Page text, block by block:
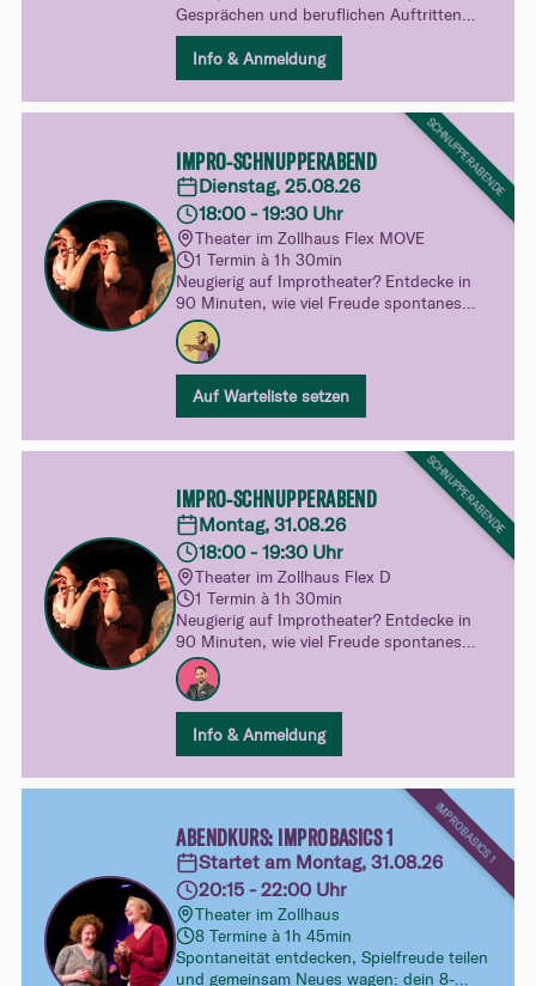
Gesprächen und beruflichen Auftritten
klarer, glaubwürdiger und lebendiger wirkst
– ohne dich zu verstellen.
Info & Anmeldung
SCHNUPPERABENDE
IMPRO-SCHNUPPERABEND
Dienstag, 25.08.26
18:00 - 19:30 Uhr
Theater im Zollhaus Flex MOVE
1 Termin à 1h 30min
Neugierig auf Improtheater? Entdecke in
90 Minuten, wie viel Freude spontanes
Spielen machen kann. Ganz unverbindlich,
ohne Druck und mit viel Raum zum
Ausprobieren – dein spielerischer Einblick
in unsere Kurswelt.
Auf Warteliste setzen
SCHNUPPERABENDE
IMPRO-SCHNUPPERABEND
Montag, 31.08.26
18:00 - 19:30 Uhr
Theater im Zollhaus Flex D
1 Termin à 1h 30min
Neugierig auf Improtheater? Entdecke in
90 Minuten, wie viel Freude spontanes
Spielen machen kann. Ganz unverbindlich,
ohne Druck und mit viel Raum zum
Ausprobieren – dein spielerischer Einblick
in unsere Kurswelt.
Info & Anmeldung
IMPROBASICS 1
ABENDKURS: IMPROBASICS 1
Startet am Montag, 31.08.26
20:15 - 22:00 Uhr
Theater im Zollhaus
8 Termine à 1h 45min
Spontaneität entdecken, Spielfreude teilen
und gemeinsam Neues wagen: dein 8-